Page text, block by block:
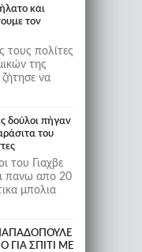
και
τον
τους πολίτες
της
να
δούλοι πήγαν
του
του Γιαχβε
πανω απο 20
μπολια
ΓΙΑ ΣΠΙΤΙ ΜΕ